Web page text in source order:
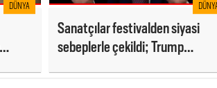
DÜNYA
Sanatçılar festivalden siyasi
sebeplerle çekildi; Trump